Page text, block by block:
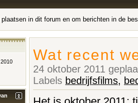
in dit forum en om berichten in de
Wat recent
24 oktober 2011
Labels bedrijfsfilms,